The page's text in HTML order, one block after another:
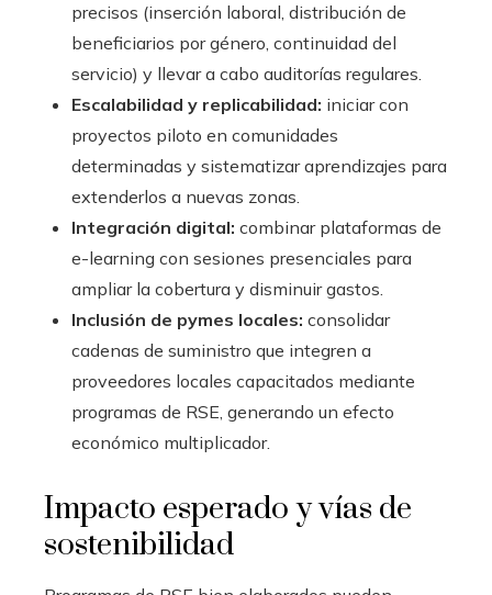
precisos (inserción laboral, distribución de
beneficiarios por género, continuidad del
servicio) y llevar a cabo auditorías regulares.
Escalabilidad y replicabilidad: iniciar con
proyectos piloto en comunidades
determinadas y sistematizar aprendizajes para
extenderlos a nuevas zonas.
Integración digital: combinar plataformas de
e-learning con sesiones presenciales para
ampliar la cobertura y disminuir gastos.
Inclusión de pymes locales: consolidar
cadenas de suministro que integren a
proveedores locales capacitados mediante
programas de RSE, generando un efecto
económico multiplicador.
Impacto esperado y vías de
sostenibilidad